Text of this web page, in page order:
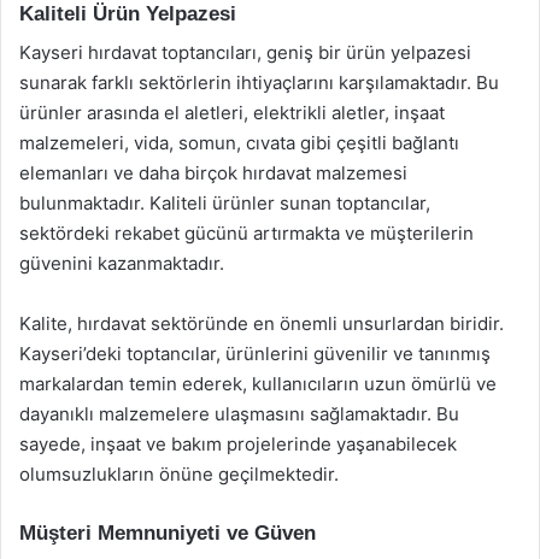
Kaliteli Ürün Yelpazesi
Kayseri hırdavat toptancıları, geniş bir ürün yelpazesi
sunarak farklı sektörlerin ihtiyaçlarını karşılamaktadır. Bu
ürünler arasında el aletleri, elektrikli aletler, inşaat
malzemeleri, vida, somun, cıvata gibi çeşitli bağlantı
elemanları ve daha birçok hırdavat malzemesi
bulunmaktadır. Kaliteli ürünler sunan toptancılar,
sektördeki rekabet gücünü artırmakta ve müşterilerin
güvenini kazanmaktadır.
Kalite, hırdavat sektöründe en önemli unsurlardan biridir.
Kayseri’deki toptancılar, ürünlerini güvenilir ve tanınmış
markalardan temin ederek, kullanıcıların uzun ömürlü ve
dayanıklı malzemelere ulaşmasını sağlamaktadır. Bu
sayede, inşaat ve bakım projelerinde yaşanabilecek
olumsuzlukların önüne geçilmektedir.
Müşteri Memnuniyeti ve Güven